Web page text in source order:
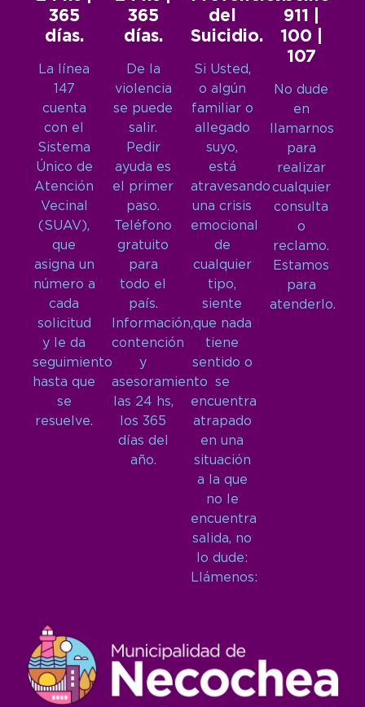
365
días.
La línea
147
cuenta
con el
Sistema
Único de
Atención
Vecinal
(SUAV),
que
asigna un
número a
cada
solicitud
y le da
seguimiento
hasta que
se
resuelve.
365
días.
De la
violencia
se puede
salir.
Pedir
ayuda es
el primer
paso.
Teléfono
gratuito
para
todo el
país.
Información,
contención
y
asesoramiento
las 24 hs,
los 365
días del
año.
del
Suicidio.
Si Usted,
o algún
familiar o
allegado
suyo,
está
atravesando
una crisis
emocional
de
cualquier
tipo,
siente
que nada
tiene
sentido o
se
encuentra
atrapado
en una
situación
a la que
no le
encuentra
salida, no
lo dude:
Llámenos:
911 |
100 |
107
No dude
en
llamarnos
para
realizar
cualquier
consulta
o
reclamo.
Estamos
para
atenderlo.